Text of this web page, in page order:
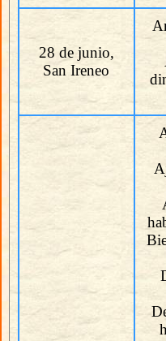
28 de junio,
San Ireneo